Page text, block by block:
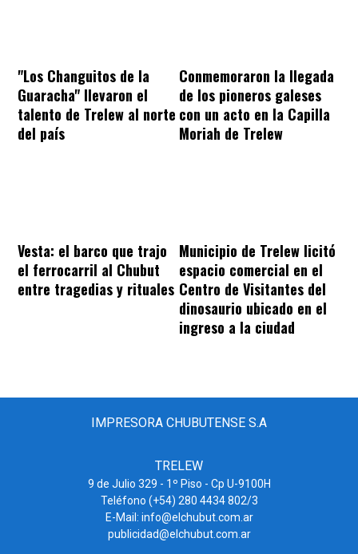
"Los Changuitos de la
Guaracha" llevaron el
talento de Trelew al norte
del país
Conmemoraron la llegada
de los pioneros galeses
con un acto en la Capilla
Moriah de Trelew
Vesta: el barco que trajo
el ferrocarril al Chubut
entre tragedias y rituales
Municipio de Trelew licitó
espacio comercial en el
Centro de Visitantes del
dinosaurio ubicado en el
ingreso a la ciudad
IMPRESORA CHUBUTENSE S.A
TRELEW
9 de Julio 329 - 1º Piso - Cp U-9100H
Teléfono (+54) 280 4434 802/3
E-Mail: info@elchubut.com.ar
publicidad@elchubut.com.ar